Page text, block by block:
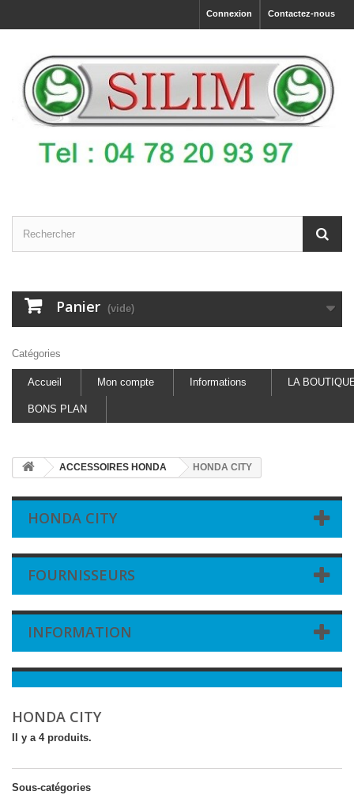
Contactez-nous
Connexion
Panier (vide)
Catégories
Accueil Mon compte Informations LA
BONS PLAN
ACCESSOIRES HONDA HONDA CITY
HONDA CITY
FOURNISSEURS
INFORMATION
HONDA CITY
Il y a 4 produits.
Sous-catégories